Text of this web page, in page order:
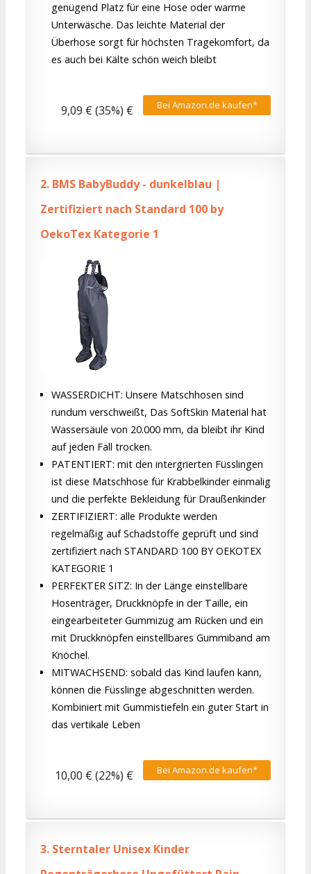
genügend Platz für eine Hose oder warme
Unterwäsche. Das leichte Material der
Überhose sorgt für höchsten Tragekomfort, da
es auch bei Kälte schön weich bleibt
Bei Amazon.de kaufen*
9,09 € (35%) €
2. BMS BabyBuddy - dunkelblau |
Zertifiziert nach Standard 100 by
OekoTex Kategorie 1
WASSERDICHT: Unsere Matschhosen sind
rundum verschweißt, Das SoftSkin Material hat
Wassersäule von 20.000 mm, da bleibt ihr Kind
auf jeden Fall trocken.
PATENTIERT: mit den intergrierten Füsslingen
ist diese Matschhose für Krabbelkinder einmalig
und die perfekte Bekleidung für Draußenkinder
ZERTIFIZIERT: alle Produkte werden
regelmäßig auf Schadstoffe geprüft und sind
zertifiziert nach STANDARD 100 BY OEKOTEX
KATEGORIE 1
PERFEKTER SITZ: In der Länge einstellbare
Hosenträger, Druckknöpfe in der Taille, ein
eingearbeiteter Gummizug am Rücken und ein
mit Druckknöpfen einstellbares Gummiband am
Knöchel.
MITWACHSEND: sobald das Kind laufen kann,
können die Füsslinge abgeschnitten werden.
Kombiniert mit Gummistiefeln ein guter Start in
das vertikale Leben
Bei Amazon.de kaufen*
10,00 € (22%) €
3. Sterntaler Unisex Kinder